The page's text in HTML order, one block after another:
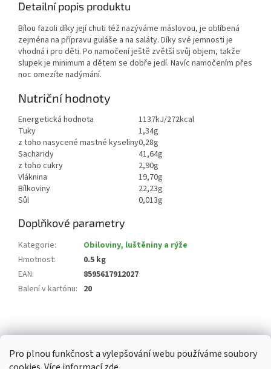
Pro plnou funkčnost a vylepšování webu používáme soubory
Detailní popis produktu
Bílou fazoli díky její chuti též nazýváme máslovou, je oblíbená
zejména na přípravu guláše a na saláty. Díky své jemnosti je
vhodná i pro děti. Po namočení ještě zvětší svůj objem, takže
slupek je minimum a dětem se dobře jedí. Navíc namočením přes
noc omezíte nadýmání.
Nutriční hodnoty
Energetická hodnota
1137kJ/272kcal
Tuky
1,34g
z toho nasycené mastné kyseliny0,28g
Sacharidy
41,64g
z toho cukry
2,90g
Vláknina
19,70g
Bílkoviny
22,23g
Sůl
0,013g
Doplňkové parametry
Kategorie:
Obiloviny, luštěniny a rýže
Hmotnost:
0.5 kg
EAN:
8595617912027
Balení v kartónu: 20
á